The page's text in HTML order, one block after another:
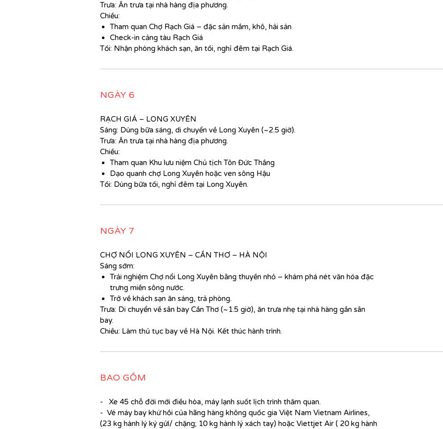
Trưa: Ăn trưa tại nhà hàng địa phương.
Chiều:
Tham quan Chợ Rạch Giá – đặc sản mắm, khô, hải sản
Check-in cảng tàu Rạch Giá
Tối: Nhận phòng khách sạn, ăn tối, nghỉ đêm tại Rạch Giá.
NGÀY 6
RẠCH GIÁ – LONG XUYÊN
Sáng: Dùng bữa sáng, di chuyển về Long Xuyên (~2.5 giờ).
Trưa: Ăn trưa tại nhà hàng địa phương.
Chiều:
Tham quan Khu lưu niệm Chủ tịch Tôn Đức Thắng
Dạo quanh chợ Long Xuyên hoặc ven sông Hậu
Tối: Dùng bữa tối, nghỉ đêm tại Long Xuyên.
NGÀY 7
CHỢ NỔI LONG XUYÊN – CẦN THƠ – HÀ NỘI
Sáng sớm:
Trải nghiệm Chợ nổi Long Xuyên bằng thuyền nhỏ – khám phá nét văn hóa đặc
trưng miền sông nước.
Trở về khách sạn ăn sáng, trả phòng.
Trưa: Di chuyển về sân bay Cần Thơ (~1.5 giờ), ăn trưa nhẹ tại nhà hàng gần sân
bay.
Chiều: Làm thủ tục bay về Hà Nội. Kết thúc hành trình.
BAO GỒM
- Xe 45 chỗ đời mới điều hòa, máy lạnh suốt lịch trình thăm quan.
- Vé máy bay khứ hồi của hãng hàng không quốc gia Việt Nam Vietnam Airlines,
(23 kg hành lý ký gửi/ chặng; 10 kg hành lý xách tay) hoặc Viettjet Air ( 20 kg hành